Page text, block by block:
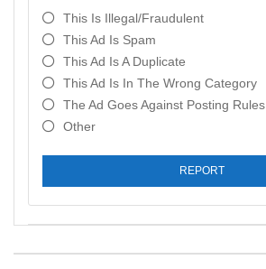
This Is Illegal/fraudulent
This Ad Is Spam
This Ad Is A Duplicate
This Ad Is In The Wrong Category
The Ad Goes Against Posting Rules
Other
REPORT